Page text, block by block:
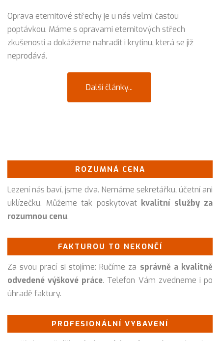
Oprava eternitové střechy je u nás velmi častou
poptávkou. Máme s opravami eternitových střech
zkušenosti a dokážeme nahradit i krytinu, která se již
neprodává.
Další články...
ROZUMNÁ CENA
Lezení nás baví, jsme dva. Nemáme sekretářku, účetní ani
uklízečku. Můžeme tak poskytovat kvalitní služby za
rozumnou cenu.
FAKTUROU TO NEKONČÍ
Za svou prací si stojíme: Ručíme za správně a kvalitně
odvedené výškové práce. Telefon Vám zvedneme i po
úhradě faktury.
PROFESIONÁLNÍ VYBAVENÍ